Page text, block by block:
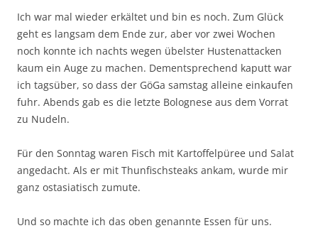
Ich war mal wieder erkältet und bin es noch. Zum Glück
geht es langsam dem Ende zur, aber vor zwei Wochen
noch konnte ich nachts wegen übelster Hustenattacken
kaum ein Auge zu machen. Dementsprechend kaputt war
ich tagsüber, so dass der GöGa samstag alleine einkaufen
fuhr. Abends gab es die letzte Bolognese aus dem Vorrat
zu Nudeln.
Für den Sonntag waren Fisch mit Kartoffelpüree und Salat
angedacht. Als er mit Thunfischsteaks ankam, wurde mir
ganz ostasiatisch zumute.
Und so machte ich das oben genannte Essen für uns.